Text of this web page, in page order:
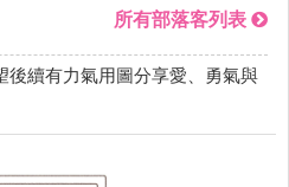
所有部落客列表
後續有力氣用圖分享愛、勇氣與